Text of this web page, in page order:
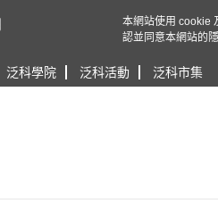
泛科學院 泛科活動 泛科市集
本網站使用 cookie
認並同意本網站的